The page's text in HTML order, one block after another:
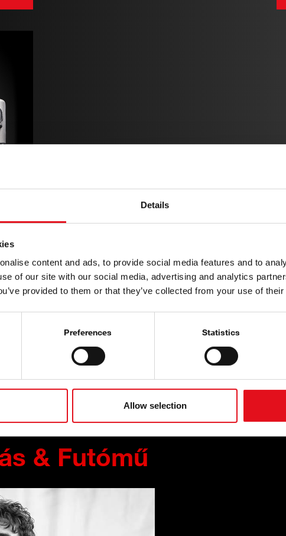
Details
content and ads, to provide social media features and to
of our site with our social media, advertising and analytics
provided to them or that they’ve collected from your use of
Preferences Statistics
Allow selection
& Futómű